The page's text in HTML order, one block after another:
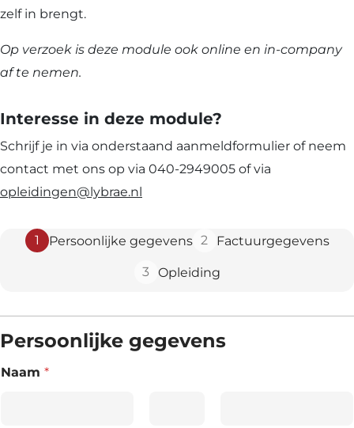
zelf in brengt.
Op verzoek is deze module ook online en in-company
af te nemen.
Interesse in deze module?
Schrijf je in via onderstaand aanmeldformulier of neem
contact met ons op via 040-2949005 of via
opleidingen@lybrae.nl
1 Persoonlijke gegevens 2 Factuurgegevens
3 Opleiding
Persoonlijke gegevens
Naam *